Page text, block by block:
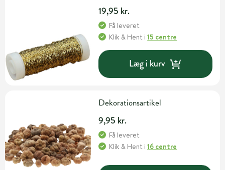
19,95 kr.
Få leveret
Klik & Hent i15 centre
Læg i kurv
Dekorationsartikel
9,95 kr.
Få leveret
Klik & Hent i16 centre